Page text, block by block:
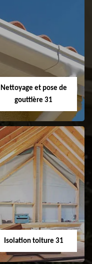
Etanchéité de
faitage et faitière
31
Nettoyage et pose de
gouttière 31
Nettoyage et pose
Isolation toiture 31